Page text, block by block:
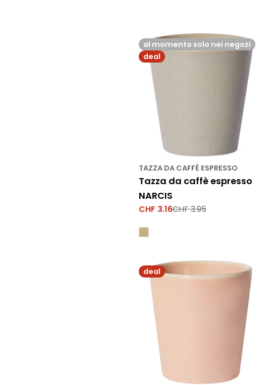
al momento solo nei negozi
deal
TAZZA DA CAFFÈ ESPRESSO
Tazza da caffè espresso
NARCIS
Prezzo
vendita
CHF 3.16
Prezzo CHF 3.95
deal